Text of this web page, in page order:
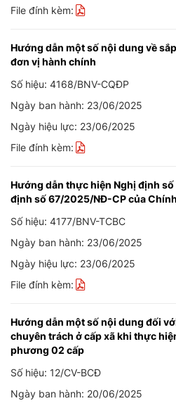
File đính kèm:
Hướng dẫn một số nội dung về
đơn vị hành chính
Số hiệu: 4168/BNV-CQĐP
Ngày ban hành: 23/06/2025
Ngày hiệu lực: 23/06/2025
File đính kèm:
Hướng dẫn thực hiện Nghị định
định số 67/2025/NĐ-CP của
Số hiệu: 4177/BNV-TCBC
Ngày ban hành: 23/06/2025
Ngày hiệu lực: 23/06/2025
File đính kèm:
Hướng dẫn một số nội dung đối
chuyên trách ở cấp xã khi thực
phương 02 cấp
Số hiệu: 12/CV-BCĐ
Ngày ban hành: 20/06/2025